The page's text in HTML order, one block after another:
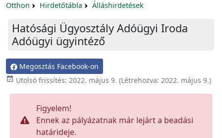
Otthon Hirdetőtábla Álláshirdetések
Hatósági Ügyosztály Adóügyi Iroda
Adóügyi ügyintéző
Megosztás Facebook-on
 Utolsó frissítés: 2022. május 9. (Létrehozva: 2022. május 9.)
Figyelem!
Ennek az pályázatnak már lejárt a beadási
határideje.